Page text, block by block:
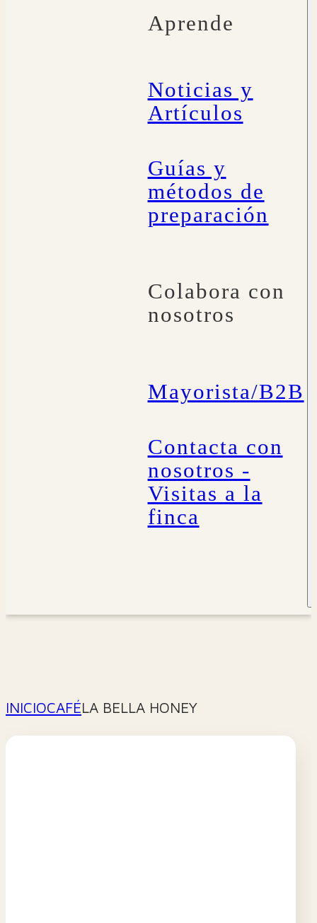
Aprende
Noticias y
Artículos
Guías y
métodos de
preparación
Colabora con
nosotros
Mayorista/B2B
Contacta con
nosotros -
Visitas a la
finca
INICIOCAFÉLA BELLA HONEY